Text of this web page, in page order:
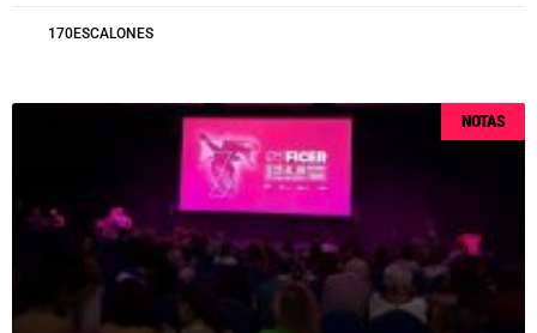
170ESCALONES
NOTAS